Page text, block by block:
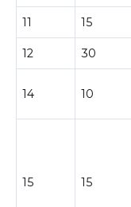
11 15
12 30
14 10
15 15